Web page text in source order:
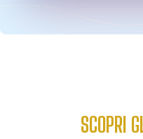
SCOPRI